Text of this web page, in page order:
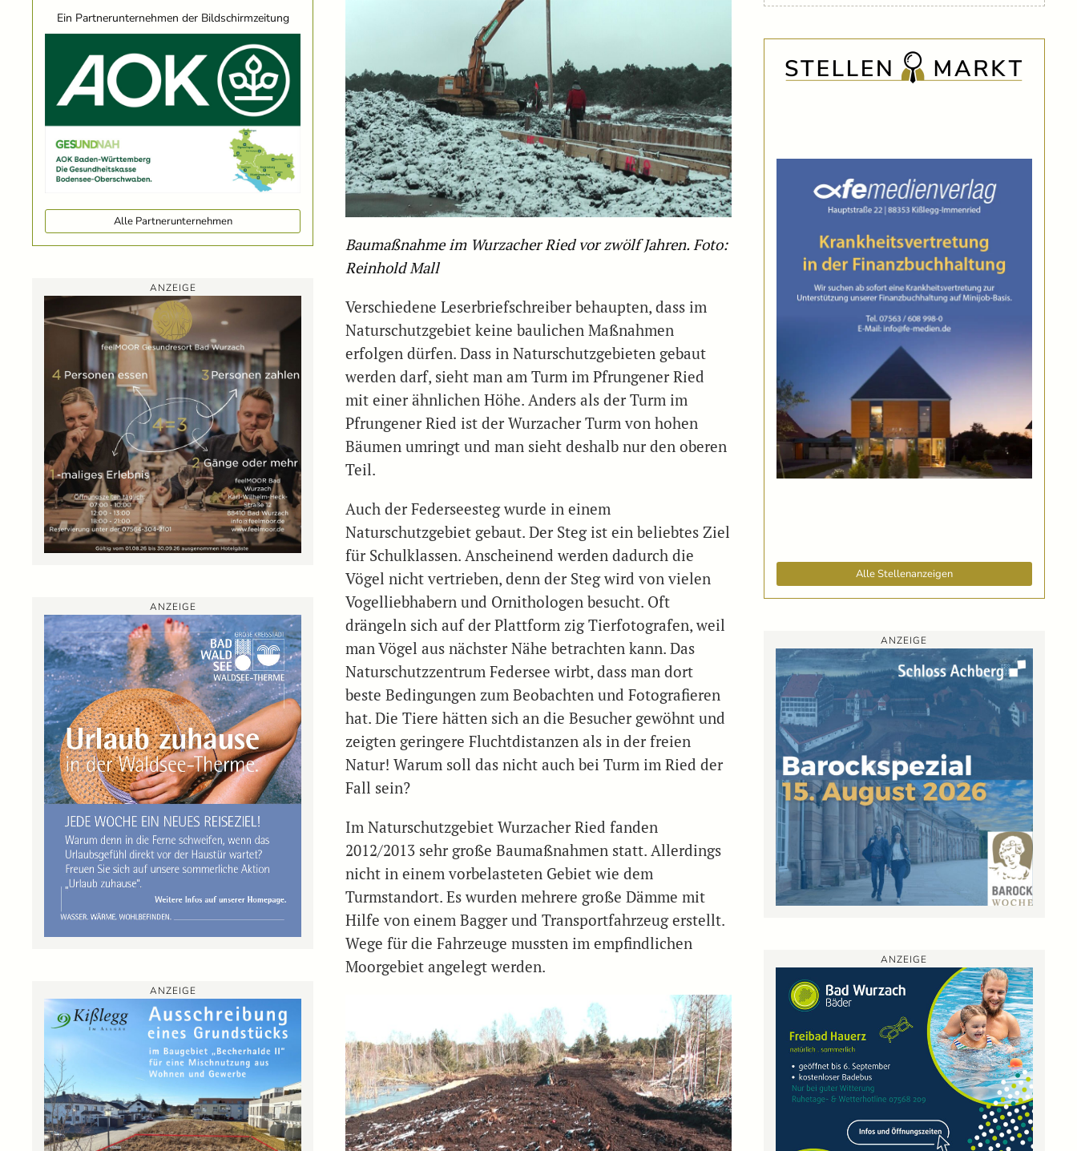
Ein Partnerunternehmen der Bildschirmzeitung
Alle Partnerunternehmen
ANZEIGE
ANZEIGE
ANZEIGE
Baumaßnahme im Wurzacher Ried vor zwölf Jahren. Foto:
Reinhold Mall
Verschiedene Leserbriefschreiber behaupten, dass im
Naturschutzgebiet keine baulichen Maßnahmen
erfolgen dürfen. Dass in Naturschutzgebieten gebaut
werden darf, sieht man am Turm im Pfrungener Ried
mit einer ähnlichen Höhe. Anders als der Turm im
Pfrungener Ried ist der Wurzacher Turm von hohen
Bäumen umringt und man sieht deshalb nur den oberen
Teil.
Auch der Federseesteg wurde in einem
Naturschutzgebiet gebaut. Der Steg ist ein beliebtes Ziel
für Schulklassen. Anscheinend werden dadurch die
Vögel nicht vertrieben, denn der Steg wird von vielen
Vogelliebhabern und Ornithologen besucht. Oft
drängeln sich auf der Plattform zig Tierfotografen, weil
man Vögel aus nächster Nähe betrachten kann. Das
Naturschutzzentrum Federsee wirbt, dass man dort
beste Bedingungen zum Beobachten und Fotografieren
hat. Die Tiere hätten sich an die Besucher gewöhnt und
zeigten geringere Fluchtdistanzen als in der freien
Natur! Warum soll das nicht auch bei Turm im Ried der
Fall sein?
Im Naturschutzgebiet Wurzacher Ried fanden
2012/2013 sehr große Baumaßnahmen statt. Allerdings
nicht in einem vorbelasteten Gebiet wie dem
Turmstandort. Es wurden mehrere große Dämme mit
Hilfe von einem Bagger und Transportfahrzeug erstellt.
Wege für die Fahrzeuge mussten im empfindlichen
Moorgebiet angelegt werden.
Alle Stellenanzeigen
ANZEIGE
ANZEIGE